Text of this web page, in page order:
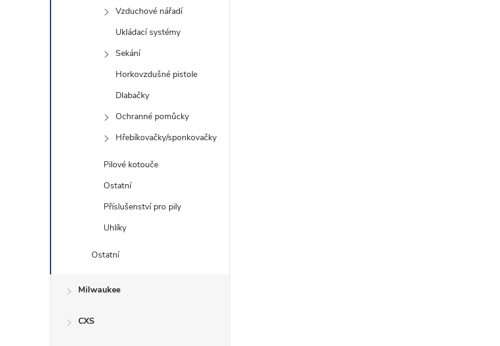
Vzduchové nářadí
Ukládací systémy
Sekání
Horkovzdušné pistole
Dlabačky
Ochranné pomůcky
Hřebíkovačky/sponkovačky
Pilové kotouče
Ostatní
Příslušenství pro pily
Uhlíky
Ostatní
Milwaukee
CXS